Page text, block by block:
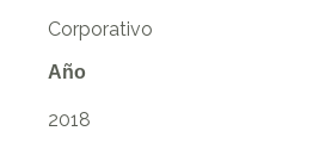
Corporativo
Año
2018